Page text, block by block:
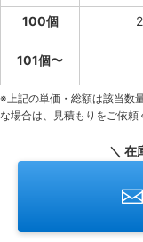
100個
101個〜
※上記の単価・総額は該当数
な場合は、見積もりをご依頼
＼ 在